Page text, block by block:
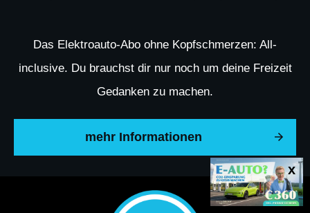
Das Elektroauto-Abo ohne Kopfschmerzen: All-
inclusive. Du brauchst dir nur noch um deine Freizeit
Gedanken zu machen.
mehr Informationen